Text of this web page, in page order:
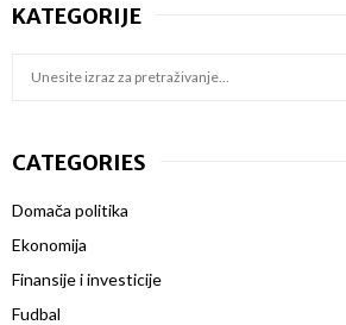
KATEGORIJE
c
f
o
:
CATEGORIES
Domača politika
Ekonomija
Finansije i investicije
Fudbal